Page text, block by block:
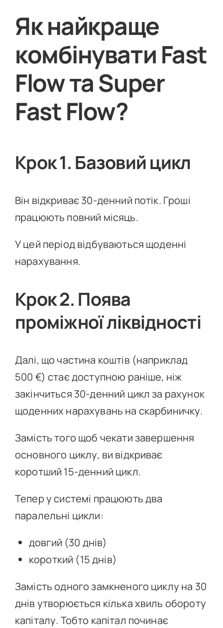
Як найкраще
комбінувати Fast
Flow та Super
Fast Flow?
Крок 1. Базовий цикл
Він відкриває 30-денний потік. Гроші
працюють повний місяць.
У цей період відбуваються щоденні
нарахування.
Крок 2. Поява
проміжної ліквідності
Далі, що частина коштів (наприклад
500 €) стає доступною раніше, ніж
закінчиться 30-денний цикл за рахунок
щоденних нарахувань на скарбиничку.
Замість того щоб чекати завершення
основного циклу, ви відкриває
коротший 15-денний цикл.
Тепер у системі працюють два
паралельні цикли:
довгий (30 днів)
короткий (15 днів)
Замість одного замкненого циклу на 30
днів утворюється кілька хвиль обороту
капіталу. Тобто капітал починає